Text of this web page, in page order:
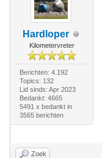
Hardloper
Kilometervreter
Berichten: 4.192
Topics: 132
Lid sinds: Apr 2023
Bedankt: 4665
5491 x bedankt in
3565 berichten
Zoek